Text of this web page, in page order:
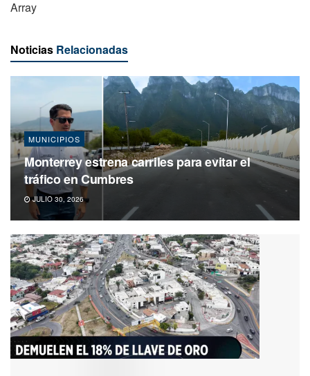
Array
Noticias Relacionadas
MUNICIPIOS
Monterrey estrena carriles para evitar el
tráfico en Cumbres
JULIO 30, 2026